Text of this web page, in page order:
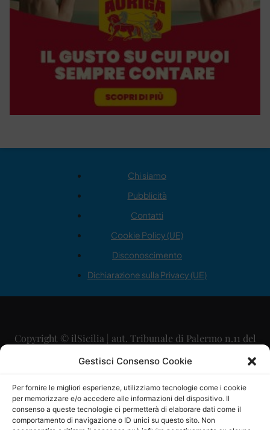
Gestisci Consenso Cookie
Per fornire le migliori esperienze, utilizziamo tecnologie come i cookie
per memorizzare e/o accedere alle informazioni del dispositivo. Il
consenso a queste tecnologie ci permetterà di elaborare dati come il
comportamento di navigazione o ID unici su questo sito. Non
Chi siamo
Pubblicità
Contatti
Cookie Policy (UE)
Disconoscimento
Dichiarazione sulla Privacy (UE)
Copyright © ilSicilia | aut. Tribunale di Palermo n.11 del
29/09/2015
Direttore Editoriale: Maurizio Scaglione